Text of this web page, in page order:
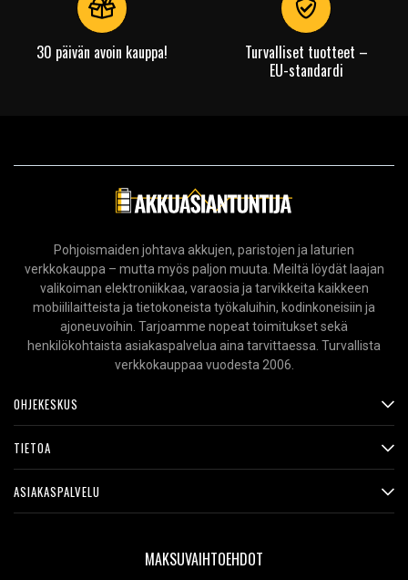
30 päivän avoin kauppa!
Turvalliset tuotteet –
EU-standardi
Pohjoismaiden johtava akkujen, paristojen ja laturien
verkkokauppa – mutta myös paljon muuta. Meiltä löydät laajan
valikoiman elektroniikkaa, varaosia ja tarvikkeita kaikkeen
mobiililaitteista ja tietokoneista työkaluihin, kodinkoneisiin ja
ajoneuvoihin. Tarjoamme nopeat toimitukset sekä
henkilökohtaista asiakaspalvelua aina tarvittaessa. Turvallista
verkkokauppaa vuodesta 2006.
OHJEKESKUS
TIETOA
ASIAKASPALVELU
MAKSUVAIHTOEHDOT